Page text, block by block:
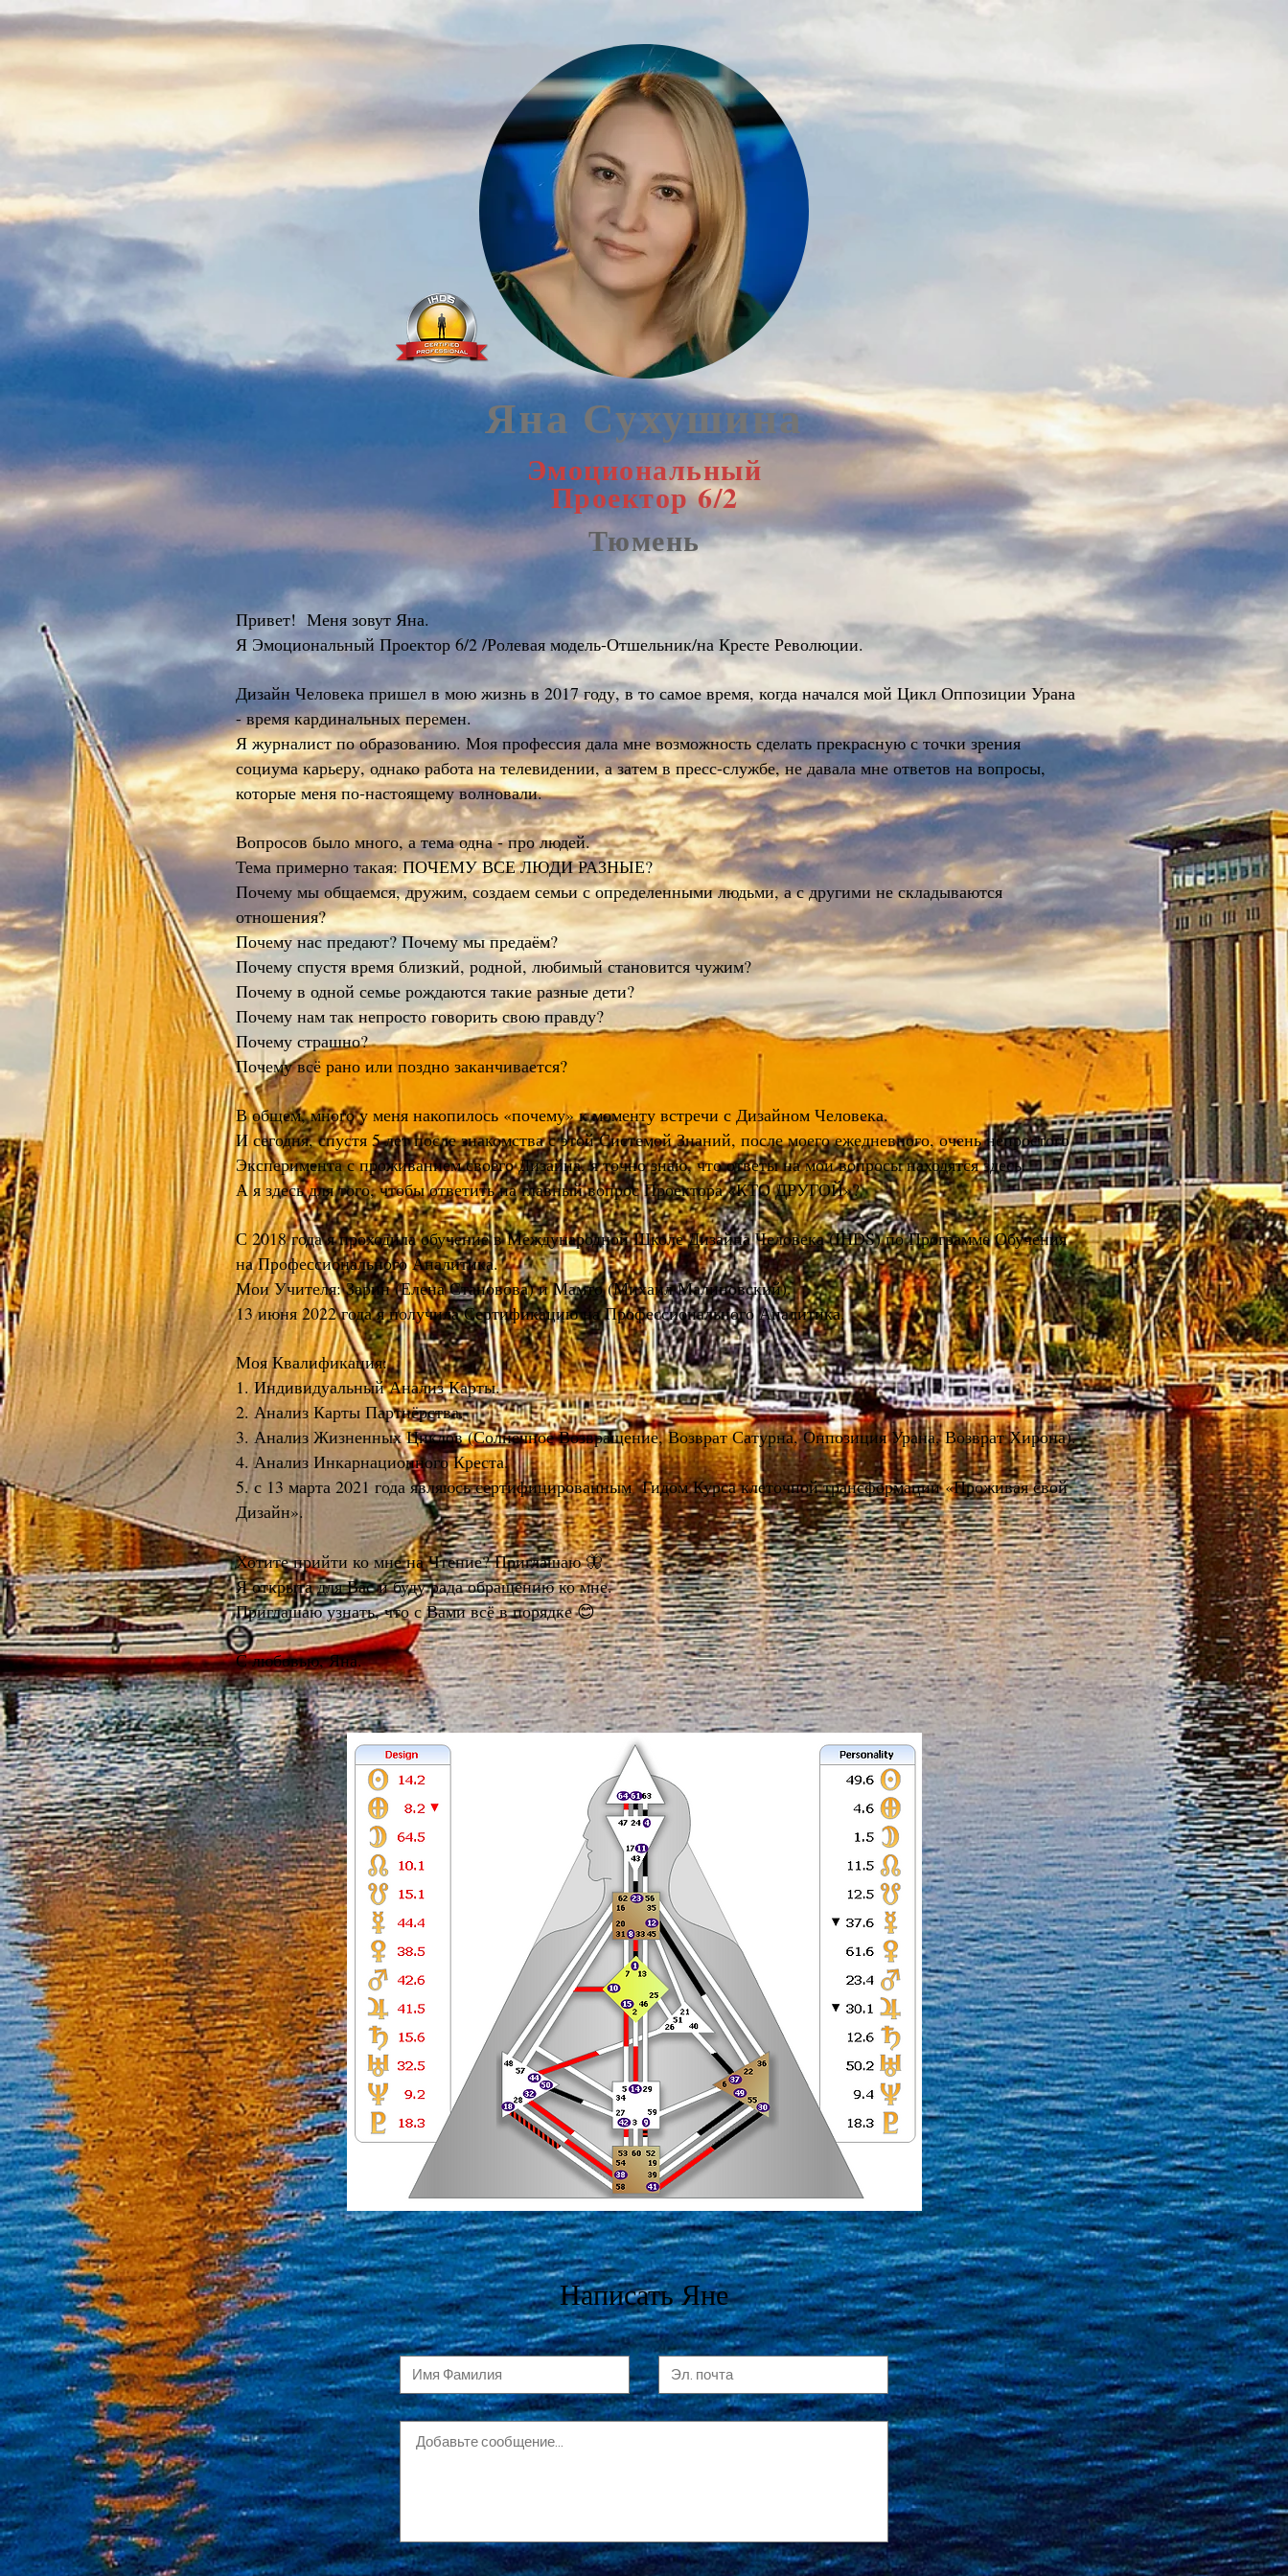
Яна Сухушина
Эмоциональный
Проектор 6/2
Тюмень
Привет! Меня зовут Яна.
Я Эмоциональный Проектор 6/2 /Ролевая модель-Отшельник/на Кресте Революции.
Дизайн Человека пришел в мою жизнь в 2017 году, в то самое время, когда начался мой Цикл Оппозиции Урана
- время кардинальных перемен.
Я журналист по образованию. Моя профессия дала мне возможность сделать прекрасную с точки зрения
социума карьеру, однако работа на телевидении, а затем в пресс-службе, не давала мне ответов на вопросы,
которые меня по-настоящему волновали.
Вопросов было много, а тема одна - про людей.
Тема примерно такая: ПОЧЕМУ ВСЕ ЛЮДИ РАЗНЫЕ?
Почему мы общаемся, дружим, создаем семьи с определенными людьми, а с другими не складываются
отношения?
Почему нас предают? Почему мы предаём?
Почему спустя время близкий, родной, любимый становится чужим?
Почему в одной семье рождаются такие разные дети?
Почему нам так непросто говорить свою правду?
Почему страшно?
Почему всё рано или поздно заканчивается?
В общем, много у меня накопилось «почему» к моменту встречи с Дизайном Человека.
И сегодня, спустя 5 лет после знакомства с этой Системой Знаний, после моего ежедневного, очень непростого
Эксперимента с проживанием своего Дизайна, я точно знаю, что ответы на мои вопросы находятся здесь.
А я здесь для того, чтобы ответить на главный вопрос Проектора «КТО ДРУГОЙ»?
С 2018 года я проходила обучение в Международной Школе Дизайна Человека (IHDS) по Программе Обучения
на Профессионального Аналитика.
Мои Учителя: Зарин (Елена Становова) и Мамто (Михаил Малиновский).
13 июня 2022 года я получила Сертификацию на Профессионального Аналитика.
Моя Квалификация:
1. Индивидуальный Анализ Карты.
2. Анализ Карты Партнёрства.
3. Анализ Жизненных Циклов (Солнечное Возвращение, Возврат Сатурна, Оппозиция Урана, Возврат Хирона).
4. Анализ Инкарнационного Креста.
5. с 13 марта 2021 года являюсь сертифицированным Гидом Курса клеточной трансформации «Проживая свой
Дизайн».
Хотите прийти ко мне на Чтение? Приглашаю 🦋
Я открыта для Вас и буду рада обращению ко мне.
Приглашаю узнать, что с Вами всё в порядке 😊
С любовью, Яна.
Написать Яне